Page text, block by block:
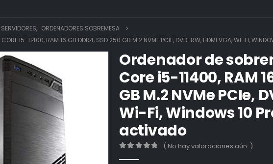
, ORDENADORES SOBREMESA
CORE I5-11400, RAM 16 GB DDR4, SSD 250 GB M.2 NVME PCIE, DVD-RW, HDMI VGA, WI-FI,
Ordenador de
Core i5-11400, RAM
GB M.2 NVMe PCIe,
Wi-Fi, Windows 10
activado
( No hay valoraciones aún. )